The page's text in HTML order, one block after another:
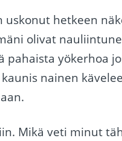
hetkeen
olivat
yökerhoa
nainen
Mikä veti minut